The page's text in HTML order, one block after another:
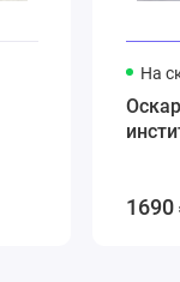
На
1690